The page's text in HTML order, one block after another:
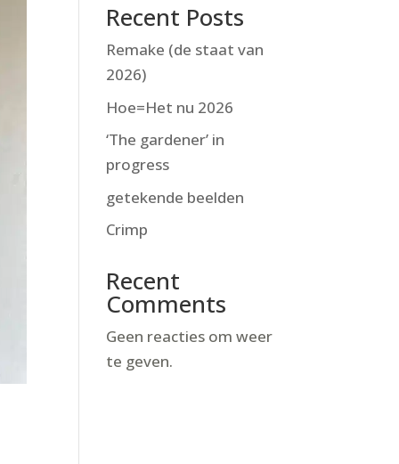
Recent Posts
Remake (de staat van
2026)
Hoe=Het nu 2026
‘The gardener’ in
progress
getekende beelden
Crimp
Recent
Comments
Geen reacties om weer
te geven.